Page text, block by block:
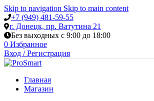
Skip to navigation Skip to main content
+7 (949) 481-59-55
г. Донецк, пр. Ватутина 21
Без выходных с 9:00 до 18:00
0 Избранное
Вход / Регистрация
Главная
Магазин